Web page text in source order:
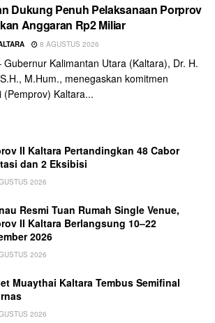
Dukung Penuh Pelaksanaan Porprov
Anggaran Rp2 Miliar
8 AGUSTUS 2026
Gubernur Kalimantan Utara (Kaltara), Dr. H.
M.Hum., menegaskan komitmen
(Pemprov) Kaltara...
II Kaltara Pertandingkan 48 Cabor
dan 2 Eksibisi
2026
Resmi Tuan Rumah Single Venue,
II Kaltara Berlangsung 10–22
2026
2026
Muaythai Kaltara Tembus Semifinal
2026